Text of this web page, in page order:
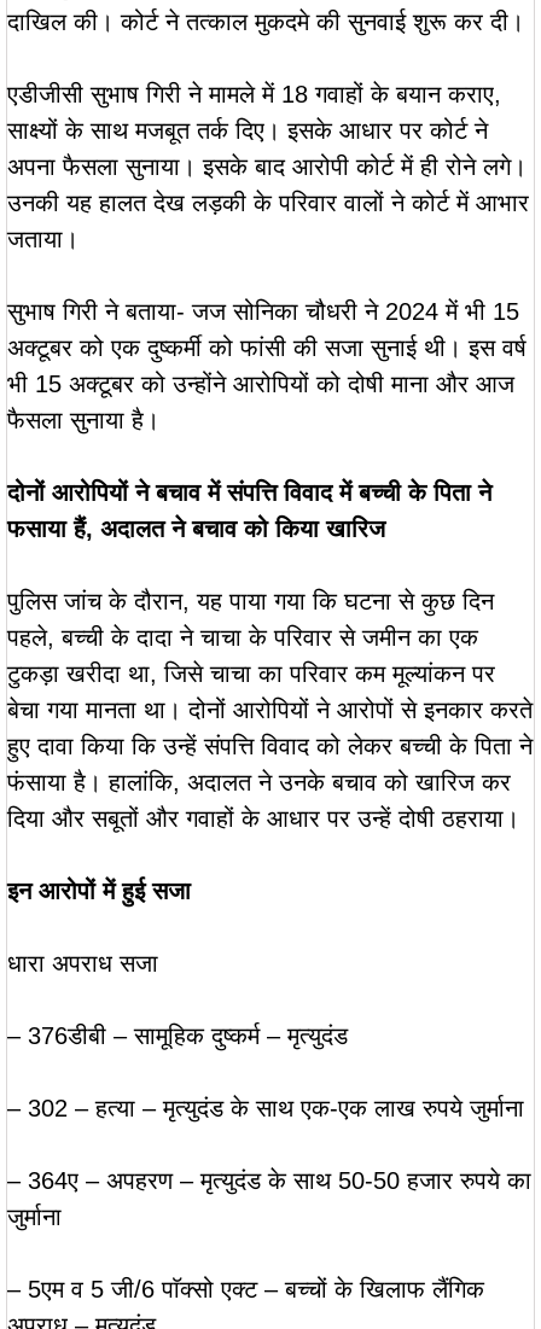
दाखिल की। कोर्ट ने तत्काल मुकदमे की सुनवाई शुरू कर दी।
एडीजीसी सुभाष गिरी ने मामले में 18 गवाहों के बयान कराए,
साक्ष्यों के साथ मजबूत तर्क दिए। इसके आधार पर कोर्ट ने
अपना फैसला सुनाया। इसके बाद आरोपी कोर्ट में ही रोने लगे।
उनकी यह हालत देख लड़की के परिवार वालों ने कोर्ट में आभार
जताया।
सुभाष गिरी ने बताया- जज सोनिका चौधरी ने 2024 में भी 15
अक्टूबर को एक दुष्कर्मी को फांसी की सजा सुनाई थी। इस वर्ष
भी 15 अक्टूबर को उन्होंने आरोपियों को दोषी माना और आज
फैसला सुनाया है।
दोनों आरोपियों ने बचाव में संपत्ति विवाद में बच्ची के पिता ने
फसाया हैं, अदालत ने बचाव को किया खारिज
पुलिस जांच के दौरान, यह पाया गया कि घटना से कुछ दिन
पहले, बच्ची के दादा ने चाचा के परिवार से जमीन का एक
टुकड़ा खरीदा था, जिसे चाचा का परिवार कम मूल्यांकन पर
बेचा गया मानता था। दोनों आरोपियों ने आरोपों से इनकार करते
हुए दावा किया कि उन्हें संपत्ति विवाद को लेकर बच्ची के पिता ने
फंसाया है। हालांकि, अदालत ने उनके बचाव को खारिज कर
दिया और सबूतों और गवाहों के आधार पर उन्हें दोषी ठहराया।
इन आरोपों में हुई सजा
धारा अपराध सजा
– 376डीबी – सामूहिक दुष्कर्म – मृत्युदंड
– 302 – हत्या – मृत्युदंड के साथ एक-एक लाख रुपये जुर्माना
– 364ए – अपहरण – मृत्युदंड के साथ 50-50 हजार रुपये का
जुर्माना
– 5एम व 5 जी/6 पाॅक्सो एक्ट – बच्चों के खिलाफ लैंगिक